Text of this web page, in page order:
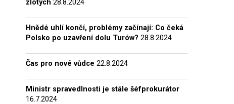
zlotých 28.8.2024
Hnědé uhlí končí, problémy začínají: Co čeká
Polsko po uzavření dolu Turów? 28.8.2024
Čas pro nové vůdce 22.8.2024
Ministr spravedlnosti je stále šéfprokurátor
16.7.2024